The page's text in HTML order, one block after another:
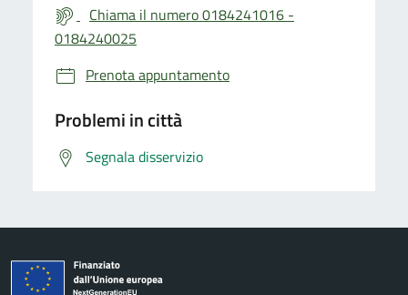
Chiama il numero 0184241016 -
0184240025
Prenota appuntamento
Problemi in città
Segnala disservizio